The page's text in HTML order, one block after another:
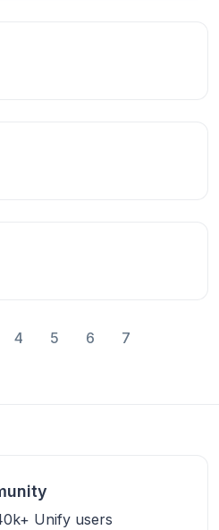
4 5 6 7
Unify users